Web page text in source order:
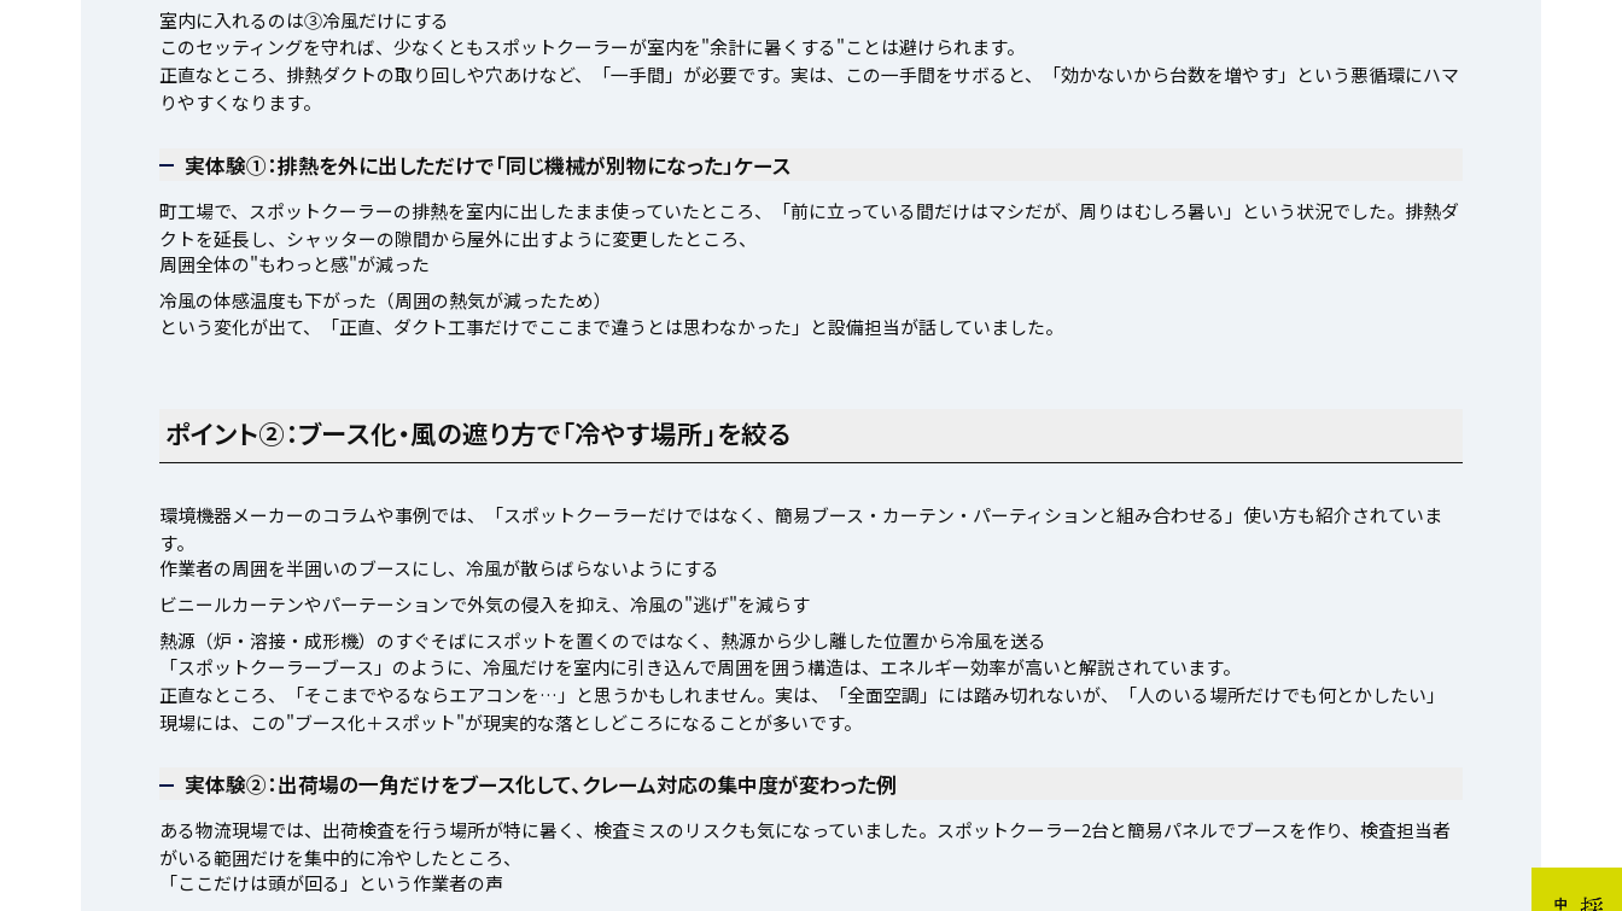
室内に入れるのは③冷風だけにする
このセッティングを守れば、少なくともスポットクーラーが室内を"余計に暑くする"ことは避けられます。
正直なところ、排熱ダクトの取り回しや穴あけなど、「一手間」が必要です。実は、この一手間をサボると、「効かないから台数を増やす」という悪循環にハマ
りやすくなります。
実体験①：排熱を外に出しただけで「同じ機械が別物になった」ケース
町工場で、スポットクーラーの排熱を室内に出したまま使っていたところ、「前に立っている間だけはマシだが、周りはむしろ暑い」という状況でした。排熱ダ
クトを延長し、シャッターの隙間から屋外に出すように変更したところ、
周囲全体の"もわっと感"が減った
冷風の体感温度も下がった（周囲の熱気が減ったため）
という変化が出て、「正直、ダクト工事だけでここまで違うとは思わなかった」と設備担当が話していました。
ポイント②：ブース化・風の遮り方で「冷やす場所」を絞る
環境機器メーカーのコラムや事例では、「スポットクーラーだけではなく、簡易ブース・カーテン・パーティションと組み合わせる」使い方も紹介されていま
す。
作業者の周囲を半囲いのブースにし、冷風が散らばらないようにする
ビニールカーテンやパーテーションで外気の侵入を抑え、冷風の"逃げ"を減らす
熱源（炉・溶接・成形機）のすぐそばにスポットを置くのではなく、熱源から少し離した位置から冷風を送る
「スポットクーラーブース」のように、冷風だけを室内に引き込んで周囲を囲う構造は、エネルギー効率が高いと解説されています。
正直なところ、「そこまでやるならエアコンを…」と思うかもしれません。実は、「全面空調」には踏み切れないが、「人のいる場所だけでも何とかしたい」
現場には、この"ブース化＋スポット"が現実的な落としどころになることが多いです。
実体験②：出荷場の一角だけをブース化して、クレーム対応の集中度が変わった例
ある物流現場では、出荷検査を行う場所が特に暑く、検査ミスのリスクも気になっていました。スポットクーラー2台と簡易パネルでブースを作り、検査担当者
がいる範囲だけを集中的に冷やしたところ、
「ここだけは頭が回る」という作業者の声